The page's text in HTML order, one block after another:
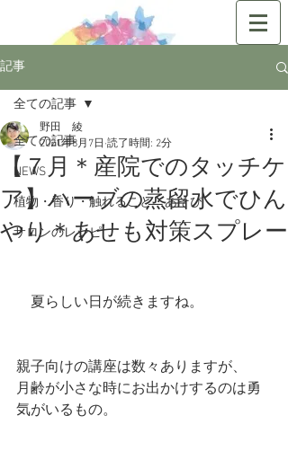
記事
全ての記事
NEWS
植物・香り・触れること・あそび
サロンのレシピ
全ての記事
【７月＊産院でのタッチケ
ア】ハーブの蒸留水でひん
やり＊あせも対策スプレー
野田 綾
2021年8月7日 読了時間: 2分
夏らしい日が続きますね。
親子向けの講座は数々ありますが、
月齢が小さな時にお出かけするのは勇
気がいるもの。